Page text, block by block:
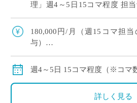
理」週4～5日15コマ程度 担
校にて、理科の非常勤講師で
180,000円/月（週15コマ担
与）
※月の途中からご勤務開始の
週4～5日 15コマ程度（※コマ
詳しく見る